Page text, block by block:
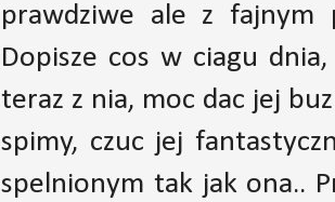
prawdziwe ale z fajnym
Dopisze cos w ciagu
teraz z nia, moc dac jej
spimy, czuc jej
spelnionym tak jak ona..